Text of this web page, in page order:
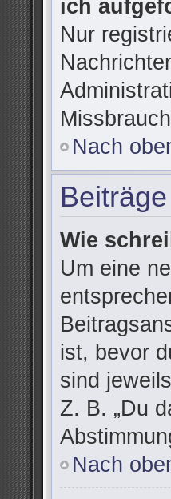
ich
Nur
Nach
Wie
Um eine
ist, bevor
sind
Z. B. „Du
Nach